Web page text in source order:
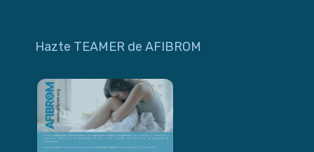
Hazte TEAMER de AFIBROM